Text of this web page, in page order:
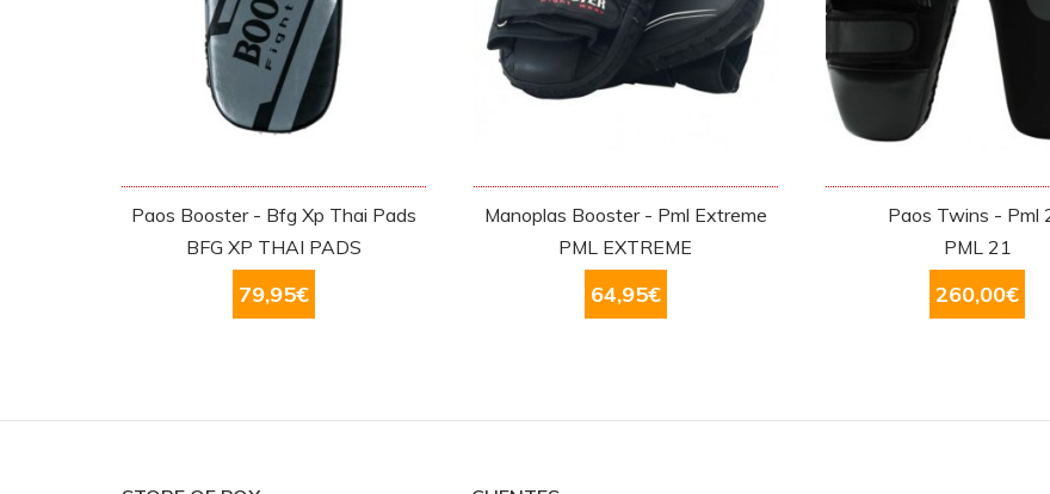
Paos Booster - Bfg Xp Thai Pads
BFG XP THAI PADS
79,95€
Manoplas Booster - Pml Extreme
PML EXTREME
64,95€
Paos Twins - Pml
PML 21
260,00€